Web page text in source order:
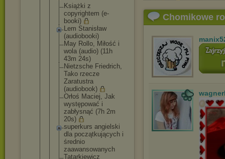
Książki z
copyrightem (e-
booki)
Lem Stanisław
(audiobooki)
May Rollo, Miłość i
wola (audio) (11h
43m 24s)
Nietzsche Friedrich,
Tako rzecze
Zaratustra
(audiobook)
Orłoś Maciej, Jak
występować i
zabłysnąć (7h 2m
20s)
superkurs angielski
dla początkujących i
średnio
zaawansowanych
Tatarkiewicz
Chomikowe